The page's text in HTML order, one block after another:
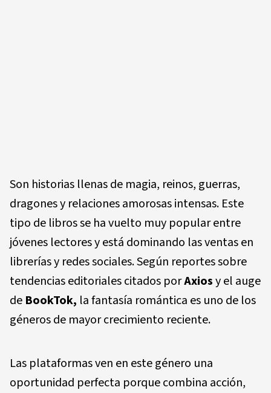
Son historias llenas de magia, reinos, guerras,
dragones y relaciones amorosas intensas. Este
tipo de libros se ha vuelto muy popular entre
jóvenes lectores y está dominando las ventas en
librerías y redes sociales. Según reportes sobre
tendencias editoriales citados porAxiosy el auge
de BookTok, la fantasía romántica es uno de los
géneros de mayor crecimiento reciente.
Las plataformas ven en este género una
oportunidad perfecta porque combina acción,